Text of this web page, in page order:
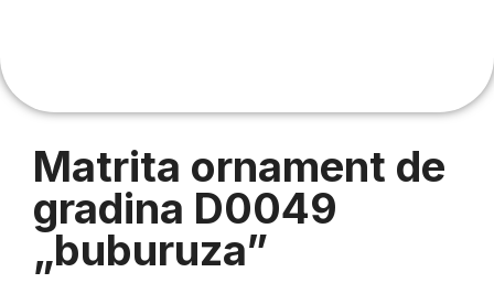
Matrita ornament de
gradina D0049
„buburuza”